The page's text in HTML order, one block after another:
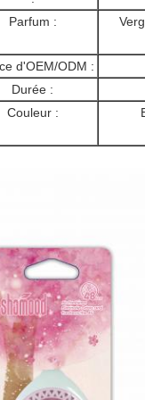
Parfum :
d'OEM/ODM :
Durée :
Couleur :